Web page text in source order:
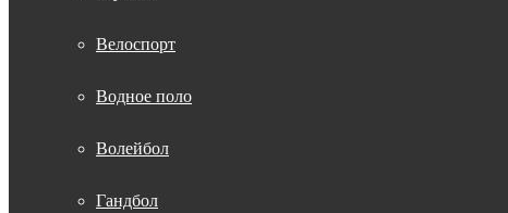
Велоспорт
Водное поло
Волейбол
Гандбол